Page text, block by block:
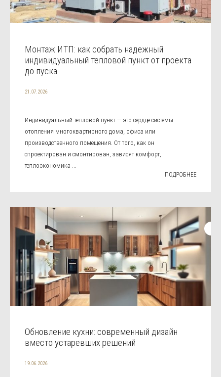
Монтаж ИТП: как собрать надежный
индивидуальный тепловой пункт от проекта
до пуска
21.07.2026
Индивидуальный тепловой пункт — это сердце системы
отопления многоквартирного дома, офиса или
производственного помещения. От того, как он
спроектирован и смонтирован, зависят комфорт,
теплоэкономика ...
ПОДРОБНЕЕ
Обновление кухни: современный дизайн
вместо устаревших решений
19.06.2026